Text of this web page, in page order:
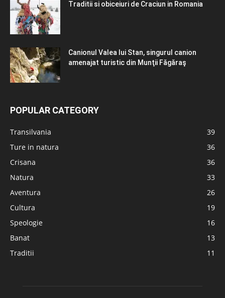
Traditii si obiceiuri de Craciun in Romania
Canionul Valea lui Stan, singurul canion
amenajat turistic din Munţii Făgăraş
POPULAR CATEGORY
Transilvania
39
Ture in natura
36
Crisana
36
Natura
33
Aventura
26
Cultura
19
Speologie
16
Banat
13
Traditii
11